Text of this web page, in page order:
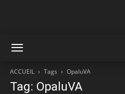
ACCUEIL Tags OpaluVA
Tag: OpaluVA